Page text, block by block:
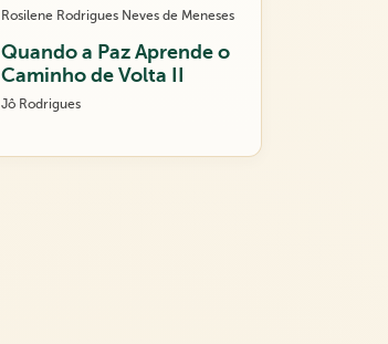
Rosilene Rodrigues Neves de Meneses
Quando a Paz Aprende o
Caminho de Volta II
Jô Rodrigues